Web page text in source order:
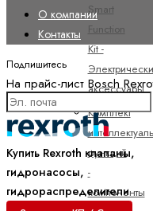
Smart
Function
Kit -
аксессуары
Комплект
функций
-
компоненты
О компании
Контакты
Подпишитесь
На прайс-лист Bosch
Купить Rexroth клапаны,
гидронасосы,
гидрораспределители